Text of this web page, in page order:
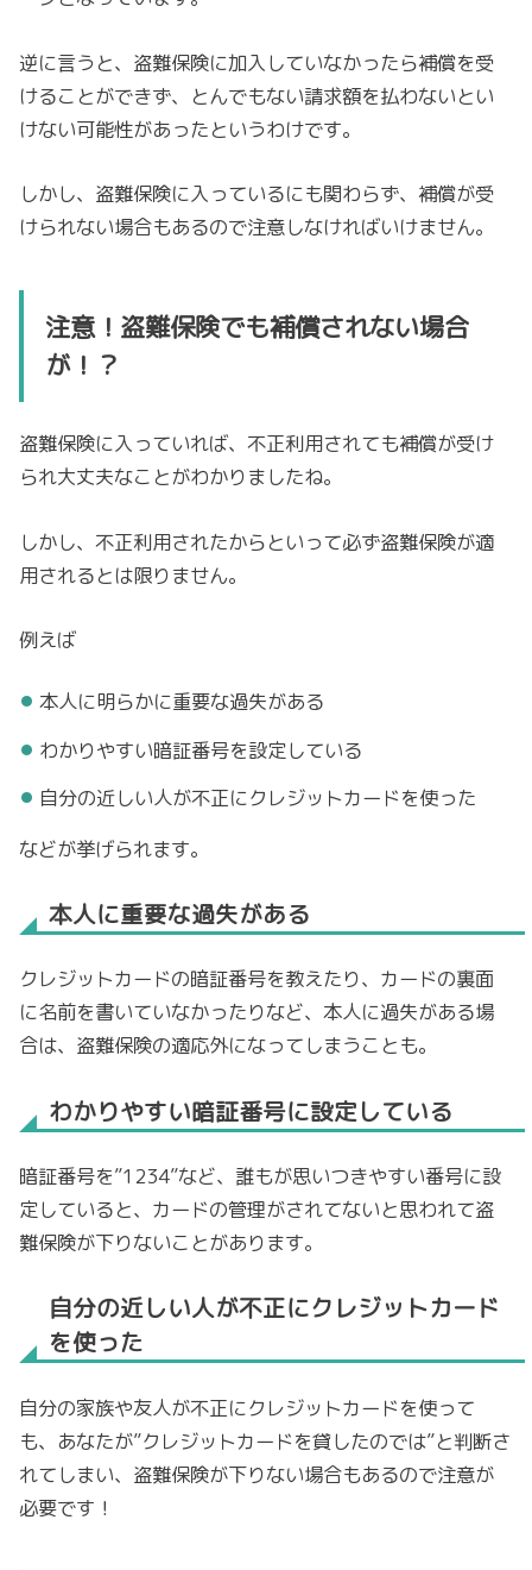
逆に言うと、盗難保険に加入していなかったら補償を受
けることができず、とんでもない請求額を払わないとい
けない可能性があったというわけです。
しかし、盗難保険に入っているにも関わらず、補償が受
けられない場合もあるので注意しなければいけません。
注意！盗難保険でも補償されない場合
が！？
盗難保険に入っていれば、不正利用されても補償が受け
られ大丈夫なことがわかりましたね。
しかし、不正利用されたからといって必ず盗難保険が適
用されるとは限りません。
例えば
本人に明らかに重要な過失がある
わかりやすい暗証番号を設定している
自分の近しい人が不正にクレジットカードを使った
などが挙げられます。
本人に重要な過失がある
クレジットカードの暗証番号を教えたり、カードの裏面
に名前を書いていなかったりなど、本人に過失がある場
合は、盗難保険の適応外になってしまうことも。
わかりやすい暗証番号に設定している
暗証番号を”1234”など、誰もが思いつきやすい番号に設
定していると、カードの管理がされてないと思われて盗
難保険が下りないことがあります。
自分の近しい人が不正にクレジットカード
を使った
自分の家族や友人が不正にクレジットカードを使って
も、あなたが”クレジットカードを貸したのでは”と判断さ
れてしまい、盗難保険が下りない場合もあるので注意が
必要です！